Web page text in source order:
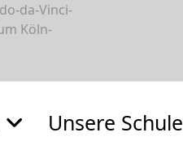
Unsere Schule